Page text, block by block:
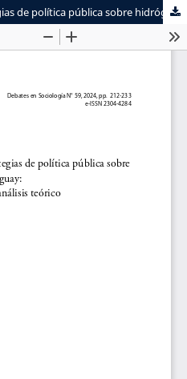
Reflexiones sobre las estrategias de política pública sobre hidrógeno en Chile y Uruguay